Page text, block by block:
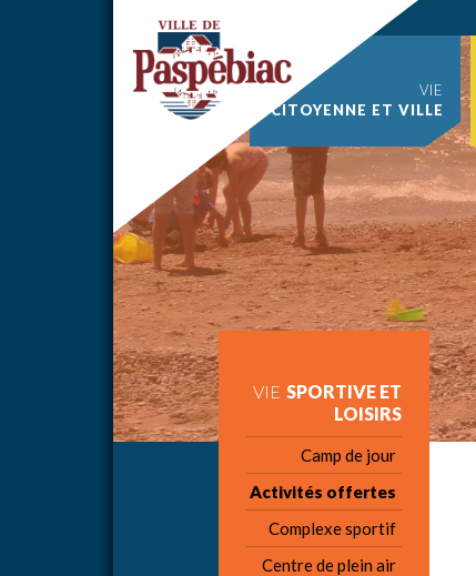
VIE
CITOYENNE ET VILLE
VIE SPORTIVE ET
LOISIRS
Camp de jour
Activités offertes
Complexe sportif
Centre de plein air